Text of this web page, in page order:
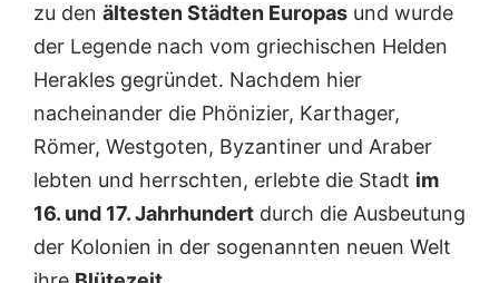
zu den ältesten Städten Europas und wurde
der Legende nach vom griechischen Helden
Herakles gegründet. Nachdem hier
nacheinander die Phönizier, Karthager,
Römer, Westgoten, Byzantiner und Araber
lebten und herrschten, erlebte die Stadt im
16. und 17. Jahrhundert durch die Ausbeutung
der Kolonien in der sogenannten neuen Welt